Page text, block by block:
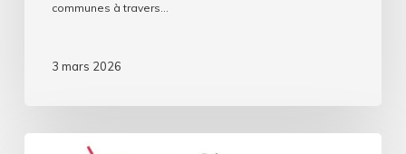
communes à travers…
3 mars 2026